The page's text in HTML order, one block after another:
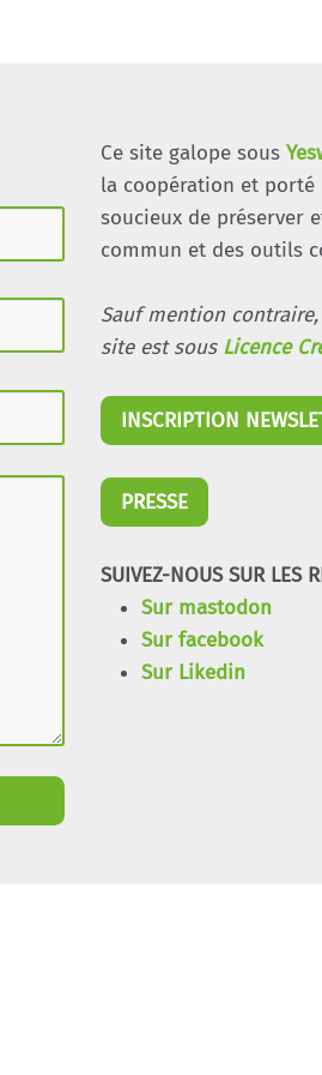
Ce site galope sous
la coopération et
soucieux de préserver
commun et des outils
Sauf mention
site est sous Licence
INSCRIPTION
PRESSE
SUIVEZ-NOUS SUR LES
Sur mastodon
Sur facebook
Sur Likedin